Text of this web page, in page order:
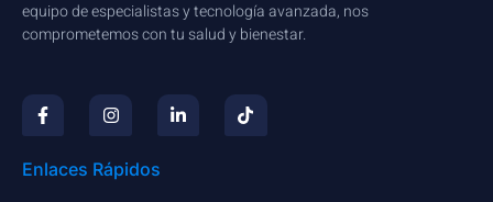
equipo de especialistas y tecnología avanzada, nos
comprometemos con tu salud y bienestar.
Enlaces Rápidos